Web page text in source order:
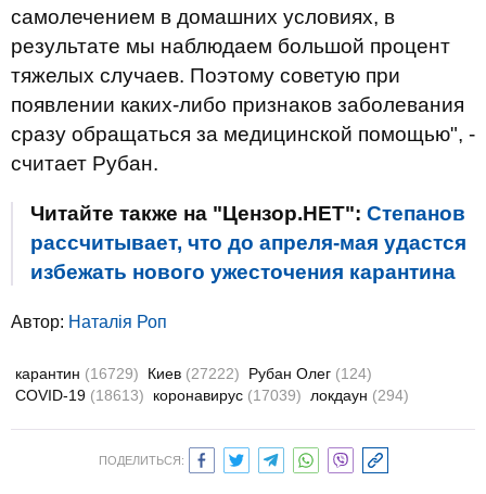
самолечением в домашних условиях, в
результате мы наблюдаем большой процент
тяжелых случаев. Поэтому советую при
появлении каких-либо признаков заболевания
сразу обращаться за медицинской помощью", -
считает Рубан.
Читайте также на "Цензор.НЕТ": Степанов
рассчитывает, что до апреля-мая удастся
избежать нового ужесточения карантина
Автор: Наталія Роп
карантин (16729) Киев (27222) Рубан Олег (124)
COVID-19 (18613) коронавирус (17039) локдаун (294)
ПОДЕЛИТЬСЯ: